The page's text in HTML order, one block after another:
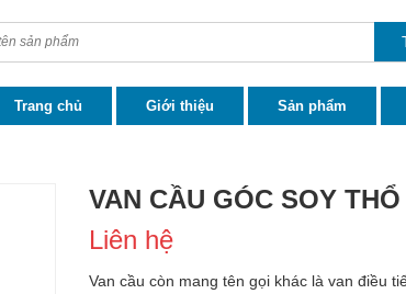
Trang chủ Giới thiệu Sản phẩm
VAN CẦU GÓC SOY
Liên hệ
Van cầu còn mang tên gọi khác là van điều